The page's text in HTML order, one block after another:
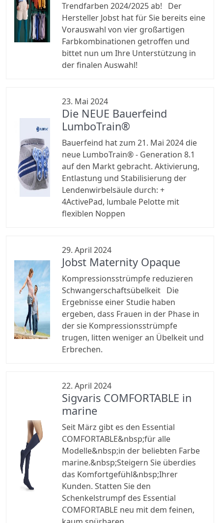
Trendfarben 2024/2025 ab! Der
Hersteller Jobst hat für Sie bereits eine
Vorauswahl von vier großartigen
Farbkombinationen getroffen und
bittet nun um Ihre Unterstützung in
der finalen Auswahl!
23. Mai 2024
Die NEUE Bauerfeind
LumboTrain®
Bauerfeind hat zum 21. Mai 2024 die
neue LumboTrain® - Generation 8.1
auf den Markt gebracht. Aktivierung,
Entlastung und Stabilisierung der
Lendenwirbelsäule durch: +
4ActivePad, lumbale Pelotte mit
flexiblen Noppen
29. April 2024
Jobst Maternity Opaque
Kompressionsstrümpfe reduzieren
Schwangerschaftsübelkeit Die
Ergebnisse einer Studie haben
ergeben, dass Frauen in der Phase in
der sie Kompressionsstrümpfe
trugen, litten weniger an Übelkeit und
Erbrechen.
22. April 2024
Sigvaris COMFORTABLE in
marine
Seit März gibt es den Essential
COMFORTABLE&nbsp;für alle
Modelle&nbsp;in der beliebten Farbe
marine.&nbsp;Steigern Sie überdies
das Komfortgefühl&nbsp;Ihrer
Kunden. Statten Sie den
Schenkelstrumpf des Essential
COMFORTABLE neu mit dem feinen,